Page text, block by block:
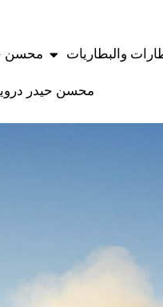
والبطاريات محسن
محسن حيدر